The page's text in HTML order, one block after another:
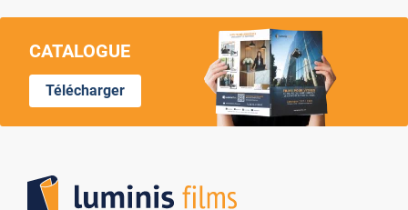
CATALOGUE
Télécharger